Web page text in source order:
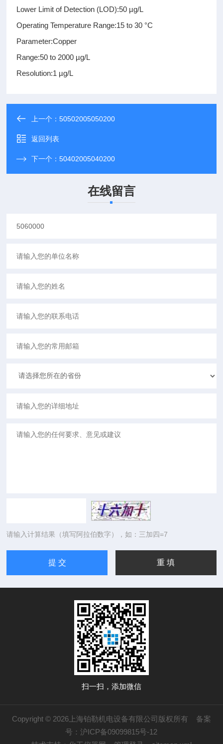
Lower Limit of Detection (LOD):50 µg/L
Operating Temperature Range:15 to 30 °C
Parameter:Copper
Range:50 to 2000 µg/L
Resolution:1 µg/L
上一个：50502005050200
返回列表
下一个：50402005040200
在线留言
请输入计算结果（填写阿拉伯数字），如：三加四=7
扫一扫，添加微信
Copyright © 2026上海铂勒机电设备有限公司版权所有 备案
号：沪ICP备09099815号-12